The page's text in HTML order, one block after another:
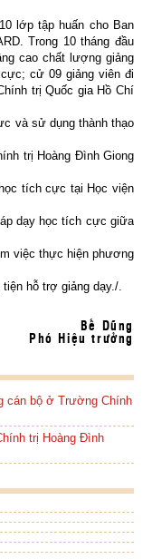
lớp tập huấn cho Ban
Trong 10 tháng đầu
cao chất lượng giảng
cử 09 giảng viên đi
trị Quốc gia Hồ Chí
và sử dụng thành thạo
trị Hoàng Đình Giong
tích cực tại Học viện
dạy học tích cực giữa
việc thực hiện phương
hỗ trợ giảng dạy./.
Phó Hiệu trưởng
cán bộ ở Trường Chính
trị Hoàng Đình